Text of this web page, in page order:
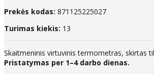
Prekės kodas: 871125225027
Turimas kiekis: 13
Skaitmeninis virtuvinis termometras, skirtas
Pristatymas per 1–4 darbo dienas.